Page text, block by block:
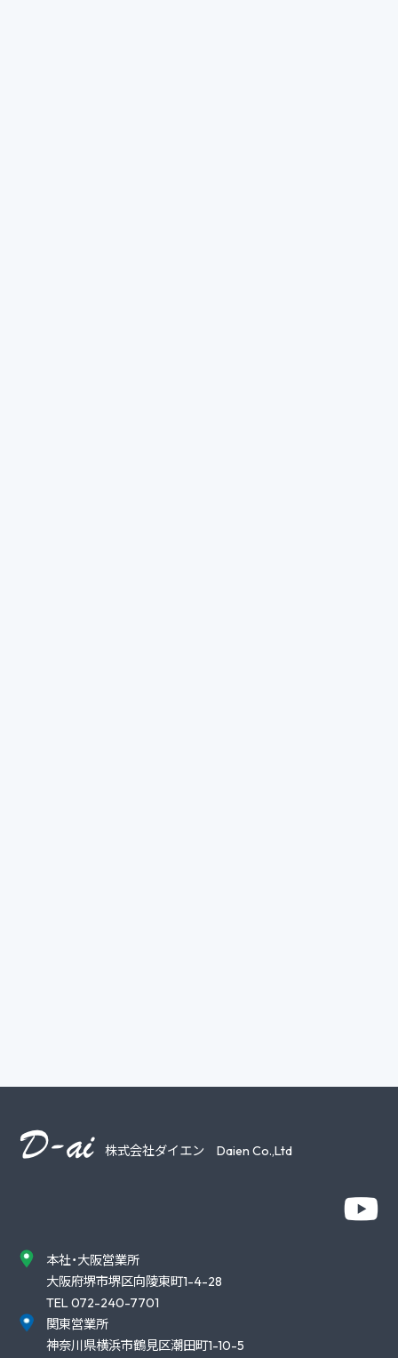
株式会社ダイエン Daien Co.,Ltd
本社・大阪営業所
大阪府堺市堺区向陵東町1-4-28
TEL 072-240-7701
関東営業所
神奈川県横浜市鶴見区潮田町1-10-5